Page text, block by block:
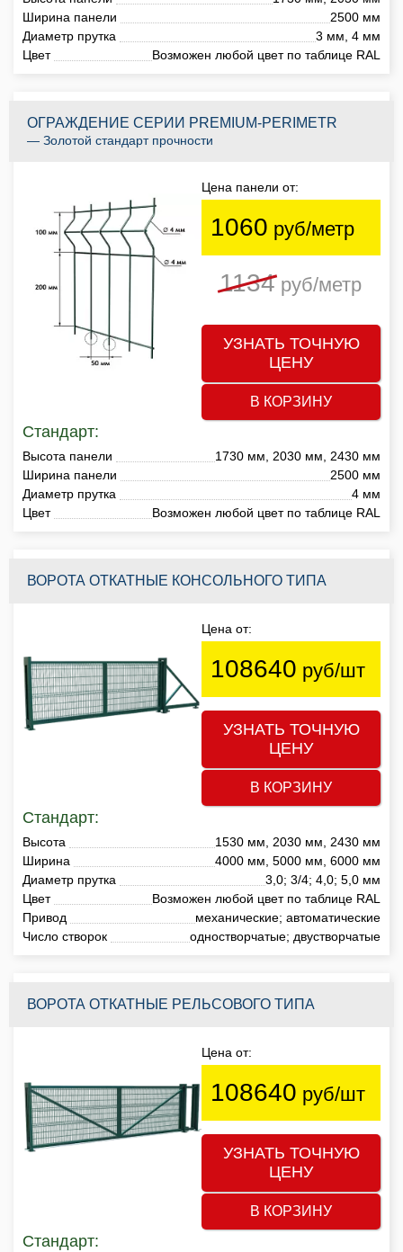
Ширина панели
2500 мм
Диаметр прутка
3 мм, 4 мм
Цвет
Возможен любой цвет по таблице RAL
ОГРАЖДЕНИЕ СЕРИИ PREMIUM-PERIMETR
— Золотой стандарт прочности
Цена панели от:
1060 руб/метр
1134руб/метр
УЗНАТЬ ТОЧНУЮ
ЦЕНУ
В КОРЗИНУ
Стандарт:
Высота панели
1730 мм, 2030 мм, 2430 мм
Ширина панели
2500 мм
Диаметр прутка
4 мм
Цвет
Возможен любой цвет по таблице RAL
ВОРОТА ОТКАТНЫЕ КОНСОЛЬНОГО ТИПА
Цена от:
108640 руб/шт
УЗНАТЬ ТОЧНУЮ
ЦЕНУ
В КОРЗИНУ
Стандарт:
Высота
1530 мм, 2030 мм, 2430 мм
Ширина
4000 мм, 5000 мм, 6000 мм
Диаметр прутка
3,0; 3/4; 4,0; 5,0 мм
Цвет
Возможен любой цвет по таблице RAL
Привод
механические; автоматические
Число створок
одностворчатые; двустворчатые
ВОРОТА ОТКАТНЫЕ РЕЛЬСОВОГО ТИПА
Цена от:
108640 руб/шт
УЗНАТЬ ТОЧНУЮ
ЦЕНУ
В КОРЗИНУ
Стандарт: